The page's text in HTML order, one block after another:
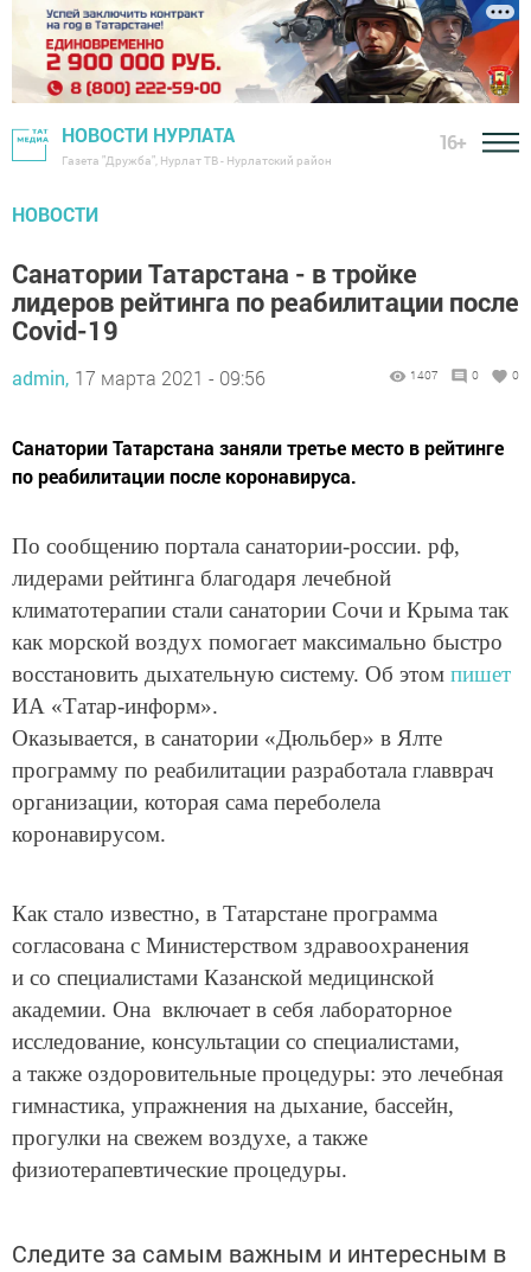
НОВОСТИ НУРЛАТА
Газета "Дружба", Нурлат ТВ - Нурлатский район
16+
НОВОСТИ
Санатории Татарстана - в тройке
лидеров рейтинга по реабилитации после
Covid-19
admin, 17 марта 2021 - 09:56 1407 0 0
​​​​​​​Санатории Татарстана заняли третье место в рейтинге
по реабилитации после коронавируса.
По сообщению портала санатории-россии. рф,
лидерами рейтинга благодаря лечебной
климатотерапии стали санатории Сочи и Крыма так
как морской воздух помогает максимально быстро
восстановить дыхательную систему. Об этом пишет
ИА «Татар-информ».
Оказывается, в санатории «Дюльбер» в Ялте
программу по реабилитации разработала главврач
организации, которая сама переболела
коронавирусом.
Как стало известно, в Татарстане программа
согласована с Министерством здравоохранения
и со специалистами Казанской медицинской
академии. Она включает в себя лабораторное
исследование, консультации со специалистами,
а также оздоровительные процедуры: это лечебная
гимнастика, упражнения на дыхание, бассейн,
прогулки на свежем воздухе, а также
физиотерапевтические процедуры.
Следите за самым важным и интересным в